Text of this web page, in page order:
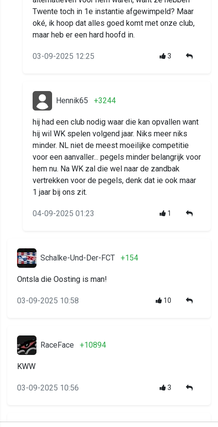
Twente toch in 1e instantie afgewimpeld? Maar
oké, ik hoop dat alles goed komt met onze club,
maar heb er een hard hoofd in.
03-09-2025 12:25 3
Hennik65 +3244
hij had een club nodig waar die kan opvallen want
hij wil WK spelen volgend jaar. Niks meer niks
minder. NL niet de meest moeilijke competitie
voor een aanvaller... pegels minder belangrijk voor
hem nu. Na WK zal die wel naar de zandbak
vertrekken voor de pegels, denk dat ie ook maar
1 jaar bij ons zit.
04-09-2025 01:23 1
Schalke-Und-Der-FCT +154
Ontsla die Oosting is man!
03-09-2025 10:58 10
RaceFace +10894
KWW
03-09-2025 10:56 3